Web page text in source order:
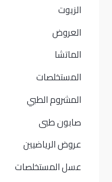
الزيوت
العروض
الماتشا
المستخلصات
المشروم الطبي
صابون طبى
عروض الرياضيين
عسل المستخلصات